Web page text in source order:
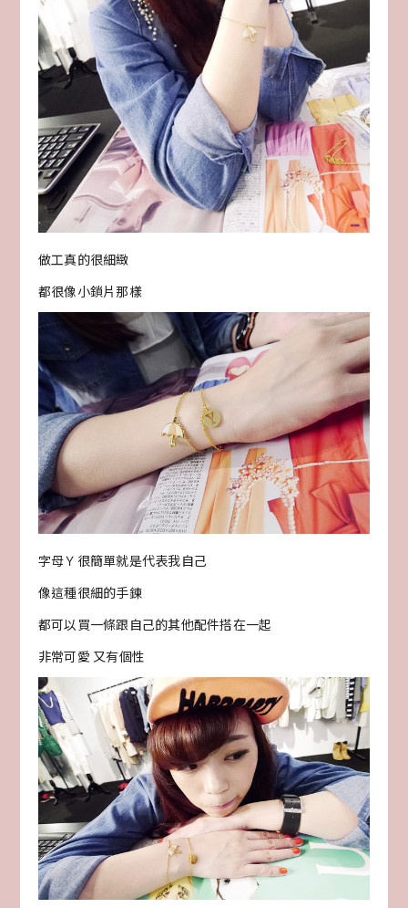
做工真的很細緻
都很像小鎖片那樣
字母Ｙ很簡單就是代表我自己
像這種很細的手鍊
都可以買一條跟自己的其他配件搭在一起
非常可愛 又有個性